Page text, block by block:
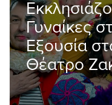
Γυναίκες
Εξουσία
Θέατρο